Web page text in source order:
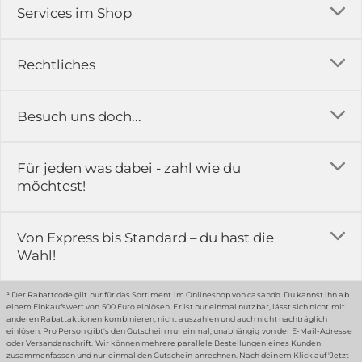
Rechtliches
Impressum
Rückgabe & Reklamation
Widerrufsrecht
Datenschutz-Einstellung
Erklärung zur Barrierefreiheit
Services im Shop
Versandkosten
Erfahrungsberichte & Bewertungen
Kontakt
Karriere
Gewerbekunden
Grounding Page
Besuch uns doch...
in der Ausstellung...
51789 Lindlar
Hinweis:
… oder in unserem Fachmarkt
Für jeden was dabei - zahl wie du
möchtest!
Von Express bis Standard – du hast die
Wahl!
¹ Der Rabattcode gilt nur für das Sortiment im Onlineshop von casando. Du kannst ihn ab
einem Einkaufswert von 500 Euro einlösen. Er ist nur einmal nutzbar, lässt sich nicht mit
anderen Rabattaktionen kombinieren, nicht auszahlen und auch nicht nachträglich
einlösen. Pro Person gibt's den Gutschein nur einmal, unabhängig von der E-Mail-Adresse
oder Versandanschrift. Wir können mehrere parallele Bestellungen eines Kunden
zusammenfassen und nur einmal den Gutschein anrechnen. Nach deinem Klick auf 'Jetzt